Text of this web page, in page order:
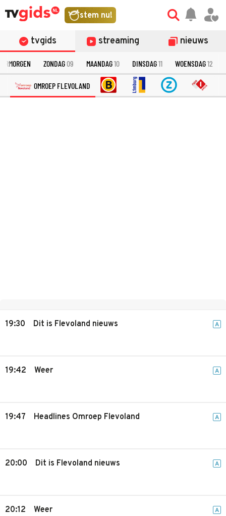
stem nu!
tvgids streaming nieuws
ZONDAG09 MAANDAG10 DINSDAG11 WOENSDAG12
OMROEP FLEVOLAND
19:30 Dit is Flevoland nieuws A
19:42 Weer A
19:47 Headlines Omroep Flevoland A
20:00 Dit is Flevoland nieuws A
20:12 Weer A